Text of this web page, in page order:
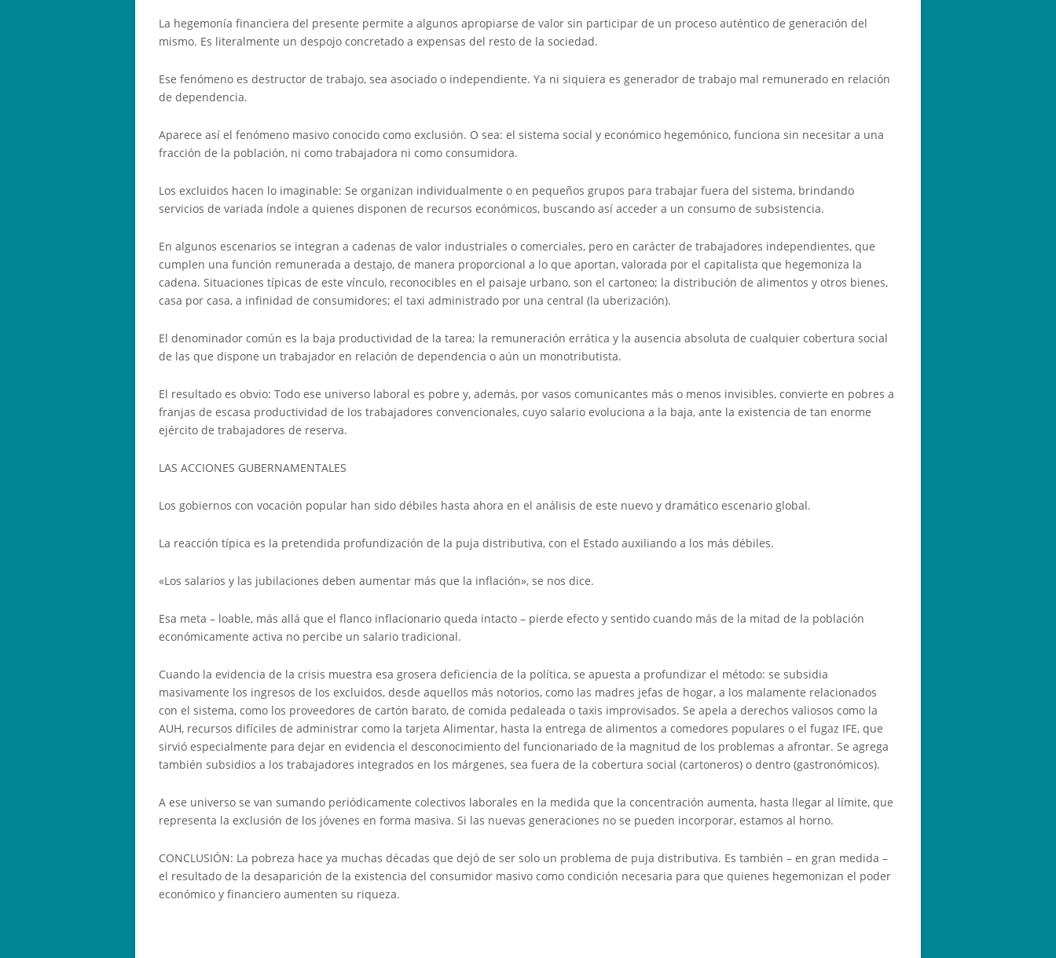
La hegemonía financiera del presente permite a algunos apropiarse de valor sin participar de un proceso auténtico de generación del
mismo. Es literalmente un despojo concretado a expensas del resto de la sociedad.
Ese fenómeno es destructor de trabajo, sea asociado o independiente. Ya ni siquiera es generador de trabajo mal remunerado en relación
de dependencia.
Aparece así el fenómeno masivo conocido como exclusión. O sea: el sistema social y económico hegemónico, funciona sin necesitar a una
fracción de la población, ni como trabajadora ni como consumidora.
Los excluidos hacen lo imaginable: Se organizan individualmente o en pequeños grupos para trabajar fuera del sistema, brindando
servicios de variada índole a quienes disponen de recursos económicos, buscando así acceder a un consumo de subsistencia.
En algunos escenarios se integran a cadenas de valor industriales o comerciales, pero en carácter de trabajadores independientes, que
cumplen una función remunerada a destajo, de manera proporcional a lo que aportan, valorada por el capitalista que hegemoniza la
cadena. Situaciones típicas de este vínculo, reconocibles en el paisaje urbano, son el cartoneo; la distribución de alimentos y otros bienes,
casa por casa, a infinidad de consumidores; el taxi administrado por una central (la uberización).
El denominador común es la baja productividad de la tarea; la remuneración errática y la ausencia absoluta de cualquier cobertura social
de las que dispone un trabajador en relación de dependencia o aún un monotributista.
El resultado es obvio: Todo ese universo laboral es pobre y, además, por vasos comunicantes más o menos invisibles, convierte en pobres a
franjas de escasa productividad de los trabajadores convencionales, cuyo salario evoluciona a la baja, ante la existencia de tan enorme
ejército de trabajadores de reserva.
LAS ACCIONES GUBERNAMENTALES
Los gobiernos con vocación popular han sido débiles hasta ahora en el análisis de este nuevo y dramático escenario global.
La reacción típica es la pretendida profundización de la puja distributiva, con el Estado auxiliando a los más débiles.
«Los salarios y las jubilaciones deben aumentar más que la inflación», se nos dice.
Esa meta – loable, más allá que el flanco inflacionario queda intacto – pierde efecto y sentido cuando más de la mitad de la población
económicamente activa no percibe un salario tradicional.
Cuando la evidencia de la crisis muestra esa grosera deficiencia de la política, se apuesta a profundizar el método: se subsidia
masivamente los ingresos de los excluidos, desde aquellos más notorios, como las madres jefas de hogar, a los malamente relacionados
con el sistema, como los proveedores de cartón barato, de comida pedaleada o taxis improvisados. Se apela a derechos valiosos como la
AUH, recursos difíciles de administrar como la tarjeta Alimentar, hasta la entrega de alimentos a comedores populares o el fugaz IFE, que
sirvió especialmente para dejar en evidencia el desconocimiento del funcionariado de la magnitud de los problemas a afrontar. Se agrega
también subsidios a los trabajadores integrados en los márgenes, sea fuera de la cobertura social (cartoneros) o dentro (gastronómicos).
A ese universo se van sumando periódicamente colectivos laborales en la medida que la concentración aumenta, hasta llegar al límite, que
representa la exclusión de los jóvenes en forma masiva. Si las nuevas generaciones no se pueden incorporar, estamos al horno.
CONCLUSIÓN: La pobreza hace ya muchas décadas que dejó de ser solo un problema de puja distributiva. Es también – en gran medida –
el resultado de la desaparición de la existencia del consumidor masivo como condición necesaria para que quienes hegemonizan el poder
económico y financiero aumenten su riqueza.